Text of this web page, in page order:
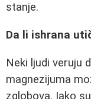
stanje.
Da li ishrana
Neki ljudi veruju
magnezijuma
zglobova. Iako